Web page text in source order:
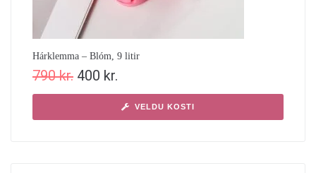
Hárklemma – Blóm, 9 litir
790kr. 400 kr.
VELDU KOSTI